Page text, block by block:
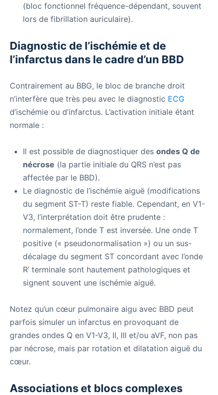
(bloc fonctionnel fréquence-dépendant, souvent
lors de fibrillation auriculaire).
Diagnostic de l’ischémie et de
l’infarctus dans le cadre d’un BBD
Contrairement au BBG, le bloc de branche droit
n’interfère que très peu avec le diagnostic ECG
d’ischémie ou d’infarctus. L’activation initiale étant
normale :
Il est possible de diagnostiquer des ondes Q de
nécrose (la partie initiale du QRS n’est pas
affectée par le BBD).
Le diagnostic de l’ischémie aiguë (modifications
du segment ST-T) reste fiable. Cependant, en V1-
V3, l’interprétation doit être prudente :
normalement, l’onde T est inversée. Une onde T
positive (« pseudonormalisation ») ou un sus-
décalage du segment ST concordant avec l’onde
R’ terminale sont hautement pathologiques et
signent souvent une ischémie aiguë.
Notez qu’un cœur pulmonaire aigu avec BBD peut
parfois simuler un infarctus en provoquant de
grandes ondes Q en V1-V3, II, III et/ou aVF, non pas
par nécrose, mais par rotation et dilatation aiguë du
cœur.
Associations et blocs complexes